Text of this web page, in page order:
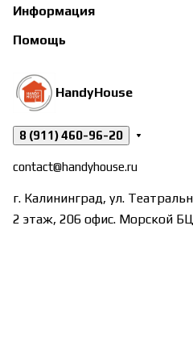
Информация
Помощь
HandyHouse
8 (911) 460-96-20
contact@handyhouse.ru
г. Калининград, ул.
2 этаж, 206 офис. Морской БЦ